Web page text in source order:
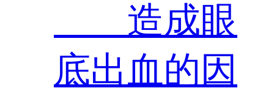
造成眼
底出血的因